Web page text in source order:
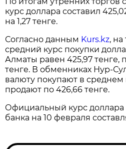
курс доллара составил
на 1,27 тенге.
Согласно данным Kurs.kz,
средний курс покупки
Алматы равен 425,97 тенге,
тенге. В обменниках Нур-
валюту покупают в среднем
продают по 426,66 тенге.
Официальный курс
банка на 10 февраля